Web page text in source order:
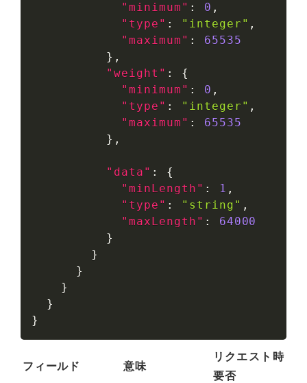
"minimum" : 0 ,
"type" : "integer" ,
"maximum" :
65535
} ,
"weight" :
{
"minimum" : 0 ,
"type" : "integer" ,
"maximum" :
65535
} ,
"data" :
{
"minLength" : 1 ,
"type" : "string" ,
"maxLength" :
64000
}
}
}
}
}
}
フィールド 意味
リクエスト時
要否